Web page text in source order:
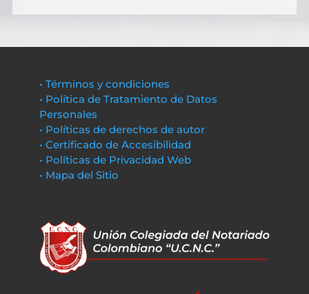
• Términos y condiciones
• Política de Tratamiento de Datos
Personales
• Políticas de derechos de autor
• Certificado de Accesibilidad
• Políticas de Privacidad Web
• Mapa del Sitio